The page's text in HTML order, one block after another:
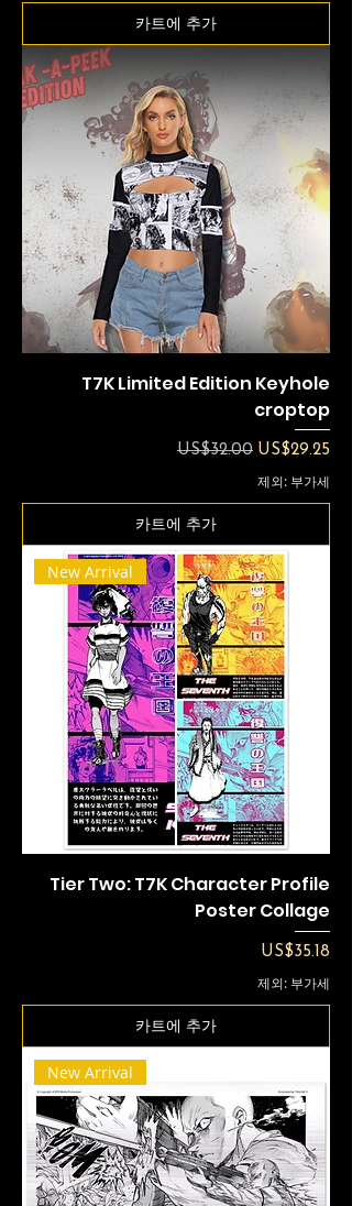
카트에 추가
T7K Limited Edition Keyhole
croptop
일반가
US$32.00 할인가
US$29.25
제외: 부가세
카트에 추가
New Arrival
Tier Two: T7K Character Profile
Poster Collage
가격
US$35.18
제외: 부가세
카트에 추가
New Arrival